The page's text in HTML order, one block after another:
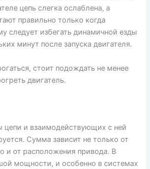
цепь слегка ослаблена, а
правильно только когда
следует избегать динамичной езды
минут после запуска двигателя.
стоит подождать не менее
двигатель.
цепи и взаимодействующих с ней
Сумма зависит не только от
и от расположения привода. В
мощности, и особенно в системах